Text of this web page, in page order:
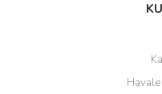
Ürün açıklamasında
Ürün bilgilerinde hatalar
Ürün fiyatı diğer